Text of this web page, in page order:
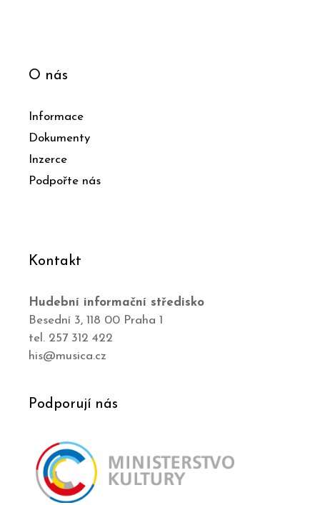
O nás
Informace
Dokumenty
Inzerce
Podpořte nás
Kontakt
Hudební informační středisko
Besední 3, 118 00 Praha 1
tel. 257 312 422
his@musica.cz
Podporují nás